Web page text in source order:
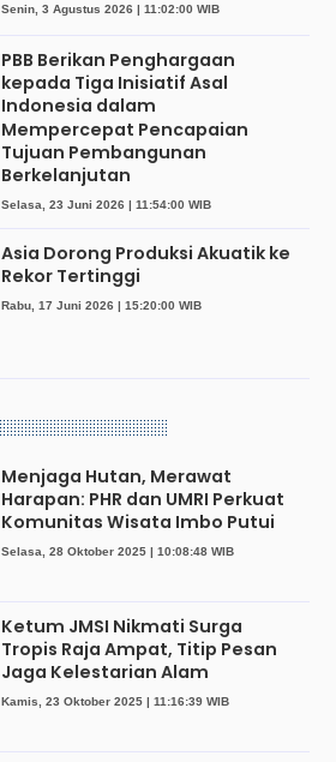
Senin, 3 Agustus 2026 | 11:02:00 WIB
PBB Berikan Penghargaan
kepada Tiga Inisiatif Asal
Indonesia dalam
Mempercepat Pencapaian
Tujuan Pembangunan
Berkelanjutan
Selasa, 23 Juni 2026 | 11:54:00 WIB
Asia Dorong Produksi Akuatik ke
Rekor Tertinggi
Rabu, 17 Juni 2026 | 15:20:00 WIB
Menjaga Hutan, Merawat
Harapan: PHR dan UMRI Perkuat
Komunitas Wisata Imbo Putui
Selasa, 28 Oktober 2025 | 10:08:48 WIB
Ketum JMSI Nikmati Surga
Tropis Raja Ampat, Titip Pesan
Jaga Kelestarian Alam
Kamis, 23 Oktober 2025 | 11:16:39 WIB